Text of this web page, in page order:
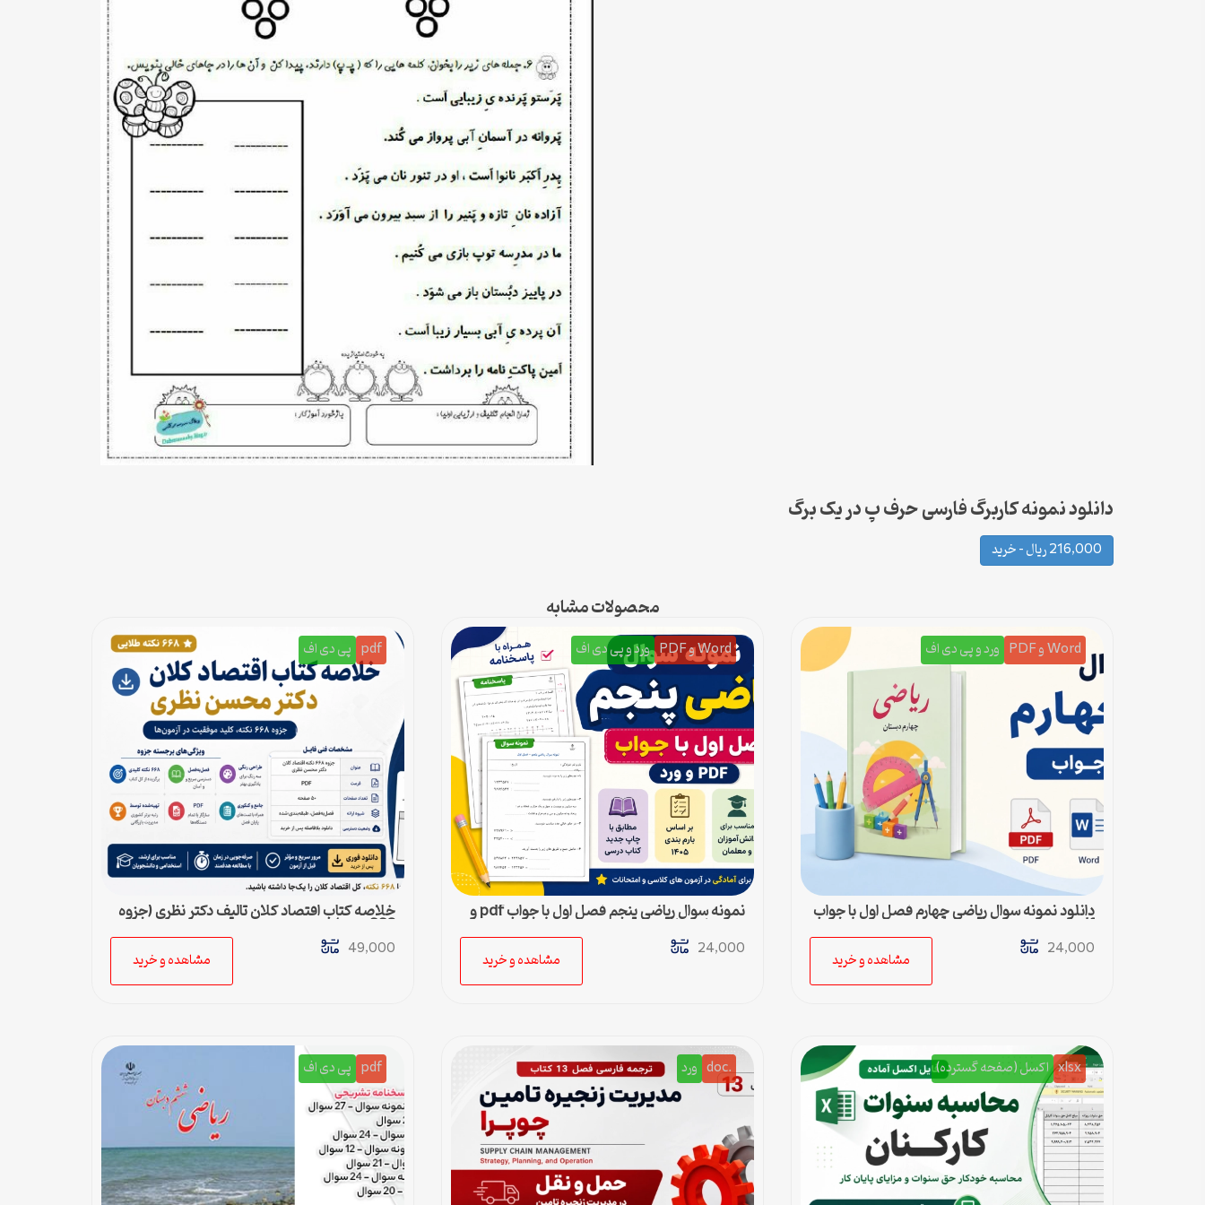
دانلود نمونه کاربرگ فارسی حرف پ در یک برگ
216,000 ریال – خرید
محصولات مشابه
Word و PDF ورد و پی دی اف
دانلود نمونه سوال ریاضی چهارم فصل اول با جواب
24,000
مشاهده و خرید
Word و PDF ورد و پی دی اف
نمونه سوال ریاضی پنجم فصل اول با جواب pdf و
24,000
مشاهده و خرید
pdf پی دی اف
خلاصه کتاب اقتصاد کلان تالیف دکتر نظری (جزوه
49,000
مشاهده و خرید
xlsx اکسل (صفحه گسترده) .doc ورد pdf پی دی اف